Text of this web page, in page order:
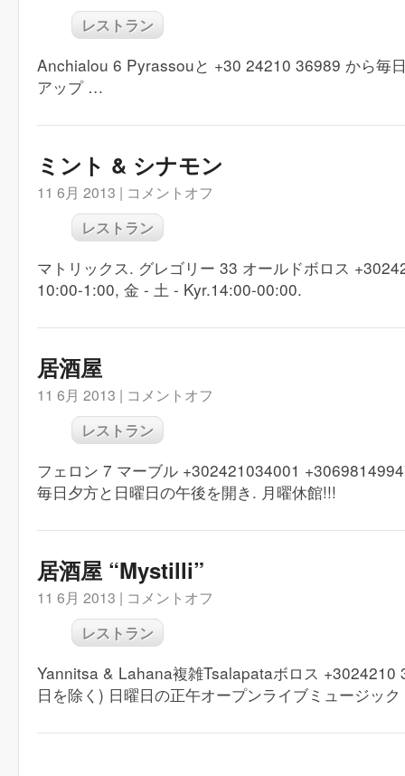
レストラン
Anchialou 6 Pyrassouと +30 24210 36989 から毎
アップ …
ミント & シナモン
11 6月 2013 | コメントオフ
レストラン
マトリックス. グレゴリー 33 オールドボロス
10:00-1:00, 金 - 土 - Kyr.14:00-00:00.
居酒屋
11 6月 2013 | コメントオフ
レストラン
フェロン 7 マーブル +302421034001
毎日夕方と日曜日の午後を開き. 月曜休館!!!
居酒屋 “Mystilli”
11 6月 2013 | コメントオフ
レストラン
Yannitsa & Lahana複雑Tsalapataボロス +3024210
日を除く) 日曜日の正午オープンライブミュージック